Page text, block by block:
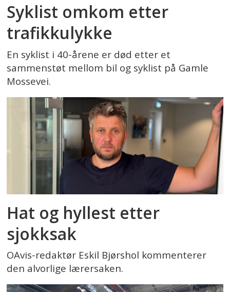
Syklist omkom etter
trafikkulykke
En syklist i 40-årene er død etter et
sammenstøt mellom bil og syklist på Gamle
Mossevei.
Hat og hyllest etter
sjokksak
OAvis-redaktør Eskil Bjørshol kommenterer
den alvorlige lærersaken.